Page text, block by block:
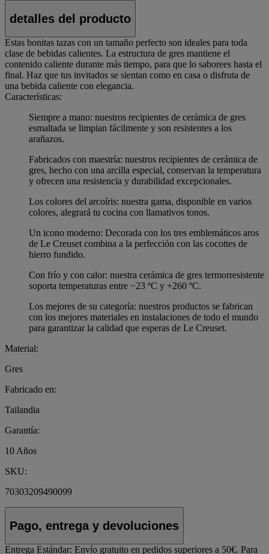
detalles del producto
Estas bonitas tazas con un tamaño perfecto son ideales para toda
clase de bebidas calientes. La estructura de gres mantiene el
contenido caliente durante más tiempo, para que lo saborees hasta el
final. Haz que tus invitados se sientan como en casa o disfruta de
una bebida caliente con elegancia.
Características:
Siempre a mano: nuestros recipientes de cerámica de gres
esmaltada se limpian fácilmente y son resistentes a los
arañazos.
Fabricados con maestría: nuestros recipientes de cerámica de
gres, hecho con una arcilla especial, conservan la temperatura
y ofrecen una resistencia y durabilidad excepcionales.
Los colores del arcoíris: nuestra gama, disponible en varios
colores, alegrará tu cocina con llamativos tonos.
Un icono moderno: Decorada con los tres emblemáticos aros
de Le Creuset combina a la perfección con las cocottes de
hierro fundido.
Con frío y con calor: nuestra cerámica de gres termorresistente
soporta temperaturas entre −23 ºC y +260 ºC.
Los mejores de su categoría: nuestros productos se fabrican
con los mejores materiales en instalaciones de todo el mundo
para garantizar la calidad que esperas de Le Creuset.
Material:
Gres
Fabricado en:
Tailandia
Garantía:
10 Años
SKU:
70303209490099
Pago, entrega y devoluciones
Entrega Estándar: Envío gratuito en pedidos superiores a 50€. Para